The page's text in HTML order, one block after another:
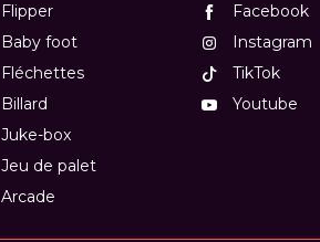
Flipper
Baby foot
Fléchettes
Billard
Juke-box
Jeu de palet
Arcade
Facebook
Instagram
TikTok
Youtube